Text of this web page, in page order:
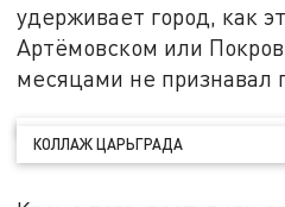
удерживает город, как
Артёмовском или
месяцами не признавал
КОЛЛАЖ ЦАРЬГРАДА